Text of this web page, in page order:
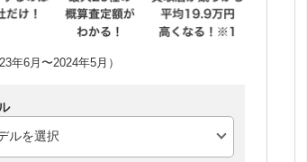
年6月〜2024年5月）